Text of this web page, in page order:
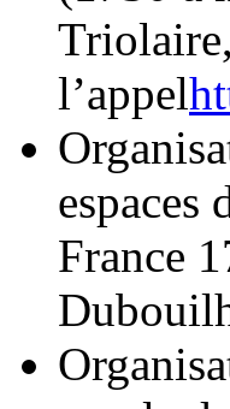
l’appel
espaces
France